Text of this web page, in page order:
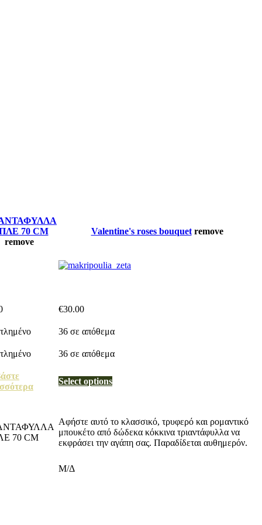
70 CM
remove
Valentine's roses bouquet remove
€30.00
36 σε απόθεμα
36 σε απόθεμα
Select options
70 CM
Αφήστε αυτό το κλασσικό, τρυφερό και ρομαντικό
μπουκέτο από δώδεκα κόκκινα τριαντάφυλλα να
εκφράσει την αγάπη σας. Παραδίδεται αυθημερόν.
Μ/Δ